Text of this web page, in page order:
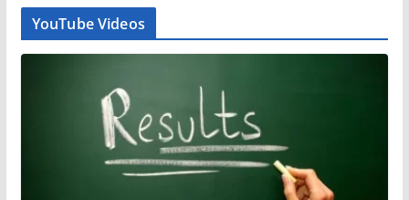
YouTube Videos